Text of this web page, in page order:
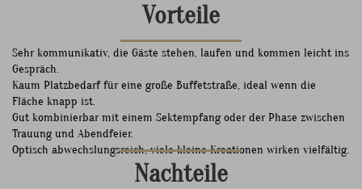
Vorteile
Sehr kommunikativ, die Gäste stehen, laufen und kommen leicht ins
Gespräch.
Kaum Platzbedarf für eine große Buffetstraße, ideal wenn die
Fläche knapp ist.
Gut kombinierbar mit einem Sektempfang oder der Phase zwischen
Trauung und Abendfeier.
Optisch abwechslungsreich, viele kleine Kreationen wirken vielfältig.
Nachteile